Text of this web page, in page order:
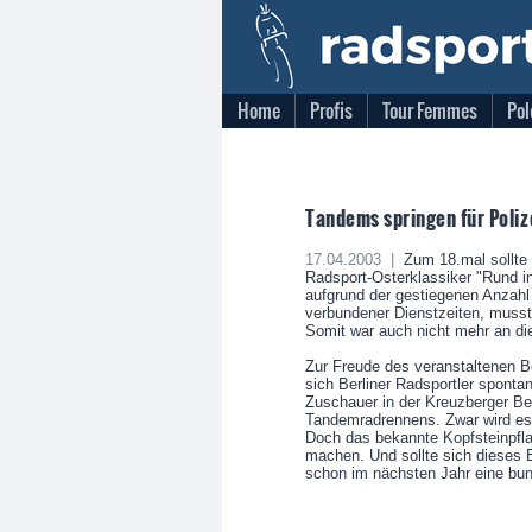
Home Profis Tour Femmes
Tandems springen für
17.04.2003 |
Zum 18.mal sollte
Radsport-Osterklassiker "Rund
aufgrund der gestiegenen
verbundener Dienstzeiten,
Somit war auch nicht mehr an
Zur Freude des veranstaltenen
sich Berliner Radsportler
Zuschauer in der Kreuzberger
Tandemradrennens. Zwar wird
Doch das bekannte
machen. Und sollte sich dieses
schon im nächsten Jahr eine